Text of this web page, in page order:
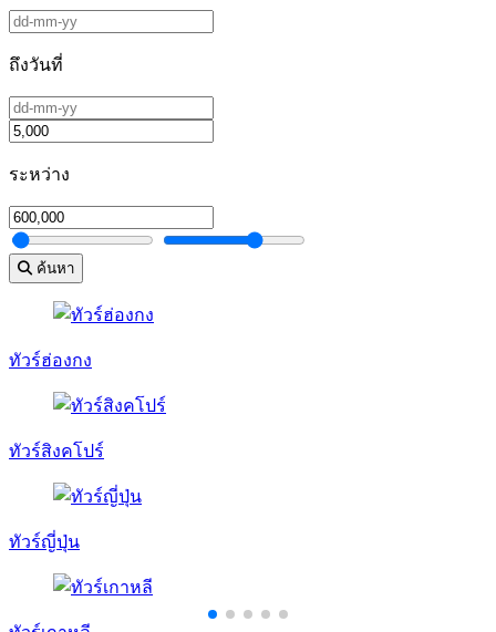
ถึงวันที่
ระหว่าง
ค้นหา
ทัวร์ฮ่องกง
ทัวร์สิงคโปร์
ทัวร์ญี่ปุ่น